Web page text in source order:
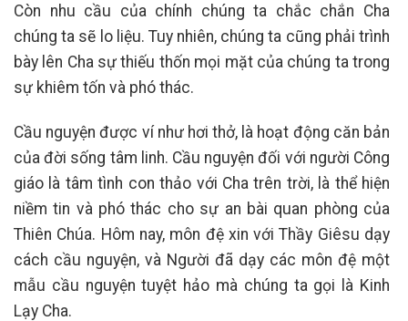
Còn nhu cầu của chính chúng ta chắc chắn Cha
chúng ta sẽ lo liệu. Tuy nhiên, chúng ta cũng phải trình
bày lên Cha sự thiếu thốn mọi mặt của chúng ta trong
sự khiêm tốn và phó thác.
Cầu nguyện được ví như hơi thở, là hoạt động căn bản
của đời sống tâm linh. Cầu nguyện đối với người Công
giáo là tâm tình con thảo với Cha trên trời, là thể hiện
niềm tin và phó thác cho sự an bài quan phòng của
Thiên Chúa. Hôm nay, môn đệ xin với Thầy Giêsu dạy
cách cầu nguyện, và Người đã dạy các môn đệ một
mẫu cầu nguyện tuyệt hảo mà chúng ta gọi là Kinh
Lạy Cha.